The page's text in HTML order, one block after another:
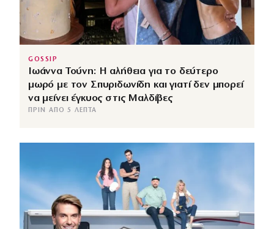
GOSSIP
Ιωάννα Τούνη: Η αλήθεια για το δεύτερο
μωρό με τον Σπυριδωνίδη και γιατί δεν μπορεί
να μείνει έγκυος στις Μαλδίβες
ΠΡΙΝ ΑΠΌ 5 ΛΕΠΤΆ